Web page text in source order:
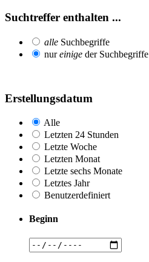
Suchtreffer enthalten ...
alle Suchbegriffe
nureinige der Suchbegriffe
Erstellungsdatum
Alle
Letzten 24 Stunden
Letzte Woche
Letzten Monat
Letzte sechs Monate
Letztes Jahr
Benutzerdefiniert
Beginn